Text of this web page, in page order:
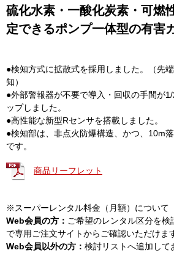
硫化水素・一酸化炭素・可燃
定できるポンプ一体型の有害
●検知方式に拡散式を採用しました。（先
知）
●外部警報器が不要で導入・回収の手間が
ップしました。
●高性能な新型Rセンサを搭載しました。
●検知部は、非点火防爆構造、かつ、10m
です。
商品リーフレット
※スーパーレンタル料金（月額）について
Web会員の方： ご希望のレンタル区分を検
で専用ご注文サイトからご確認いただけま
Web会員以外の方： 検討リストへ追加して